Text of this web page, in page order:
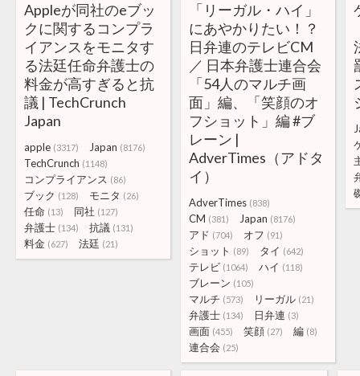
Appleが同社のeブッ
クに関するコンプラ
イアンスをモニタす
る法廷任命弁護士の
料金が高すぎると抗
議 | TechCrunch
Japan
apple (3317) Japan (8176)
TechCrunch (1148)
コンプライアンス (86)
ブック (128) モニタ (26)
任命 (13) 同社 (127)
弁護士 (134) 抗議 (131)
料金 (627) 法廷 (21)
「リーガル・ハイ」
にあやかりたい！？
日弁連のテレビCM
／ 日本弁護士連合会
「54人のマルチ画
面」編、「笑顔のオ
フショット」編 #ブ
レーン |
AdverTimes（アドタ
イ）
AdverTimes (838)
CM (381) Japan (8176)
アド (704) オフ (91)
ショット (89) タイ (642)
テレビ (1064) ハイ (118)
ブレーン (105)
マルチ (573) リーガル (21)
弁護士 (134) 日弁連 (3)
画面 (455) 笑顔 (27) 編 (8)
連合会 (25)